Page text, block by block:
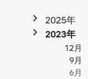
2025年
2023年
12月
9月
6月